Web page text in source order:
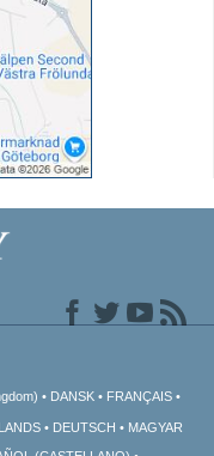
DANSK FRANÇAIS
DEUTSCH
MAGYAR